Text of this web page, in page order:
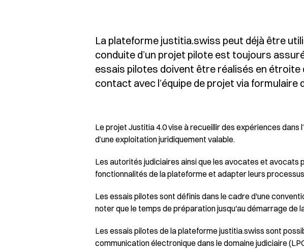
La plateforme justitia.swiss peut déjà être
conduite d’un projet pilote est toujours
essais pilotes doivent être réalisés en
contact avec l’équipe de projet via formulaire
Le projet Justitia 4.0 vise à recueillir des expériences
d’une exploitation juridiquement valable.
Les autorités judiciaires ainsi que les avocates et
fonctionnalités de la plateforme et adapter leurs
Les essais pilotes sont définis dans le cadre d'une
noter que le temps de préparation jusqu'au démarrage de
Les essais pilotes de la plateforme justitia.swiss sont
communication électronique dans le domaine judiciaire